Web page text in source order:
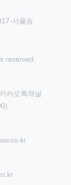
서울송
reserved.
카오톡채널